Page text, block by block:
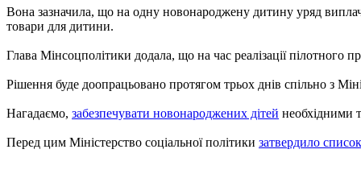
Вона зазначила, що на одну новонароджену дитину уряд
товари для дитини.
Глава Мінсоцполітики додала, що на час реалізації пілотного
Рішення буде доопрацьовано протягом трьох днів спільно з
Нагадаємо, забезпечувати новонароджених дітей необхідними
Перед цим Міністерство соціальної політики затвердило